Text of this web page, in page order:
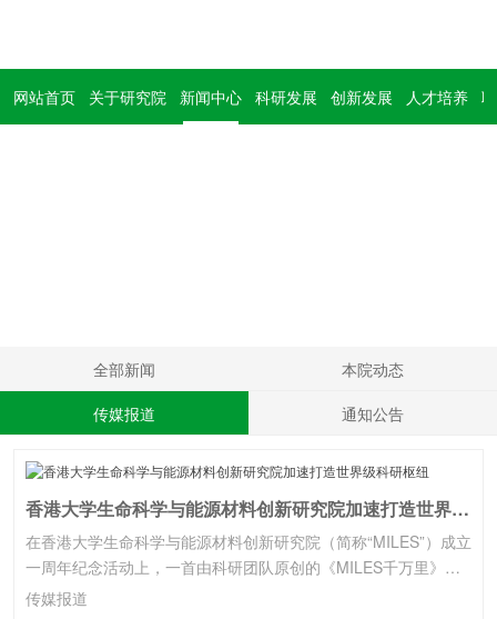
网站首页 关于研究院 新闻中心 科研发展 创新发展 人才培养
全部新闻
本院动态
传媒报道
通知公告
香港大学生命科学与能源材料创新研究院加速打造世界级科研枢纽
在香港大学生命科学与能源材料创新研究院（简称“MILES”）成立
一周年纪念活动上，一首由科研团队原创的《MILES千万里》唱
响了深港协同创新的奋进强音。
传媒报道